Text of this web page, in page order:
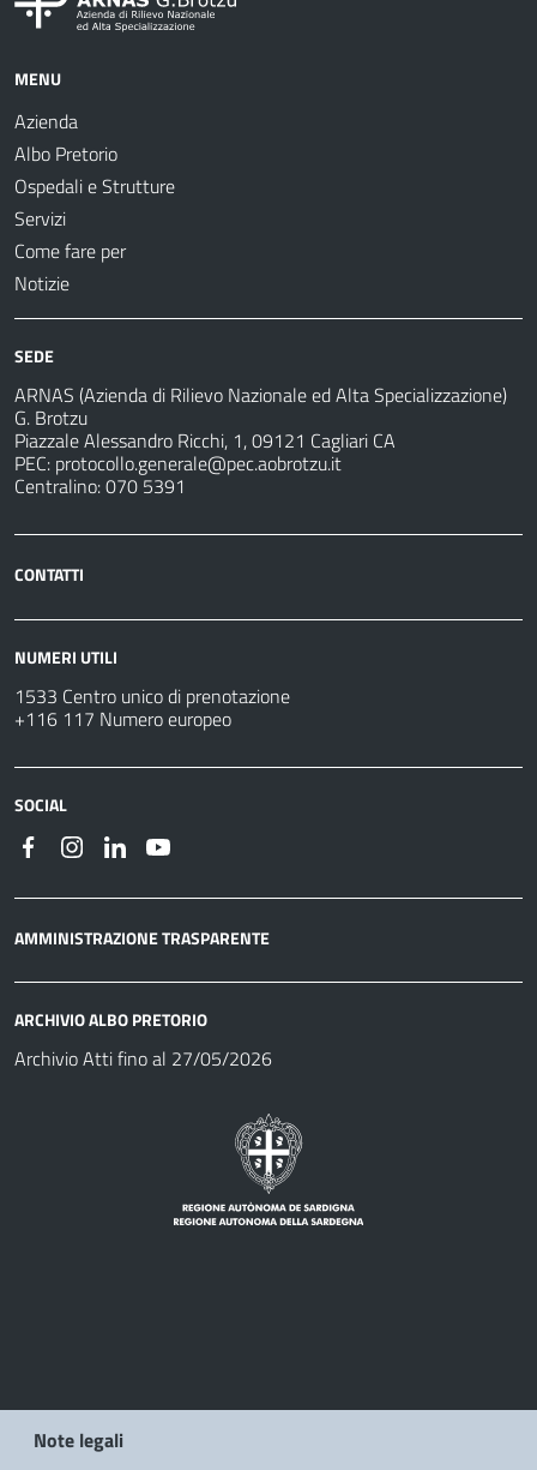
MENU
Azienda
Albo Pretorio
Ospedali e Strutture
Servizi
Come fare per
Notizie
SEDE
ARNAS (Azienda di Rilievo Nazionale ed Alta Specializzazione)
G. Brotzu
Piazzale Alessandro Ricchi, 1, 09121 Cagliari CA
PEC: protocollo.generale@pec.aobrotzu.it
Centralino: 070 5391
CONTATTI
NUMERI UTILI
1533 Centro unico di prenotazione
+116 117 Numero europeo
SOCIAL
AMMINISTRAZIONE TRASPARENTE
ARCHIVIO ALBO PRETORIO
Archivio Atti fino al 27/05/2026
Note legali